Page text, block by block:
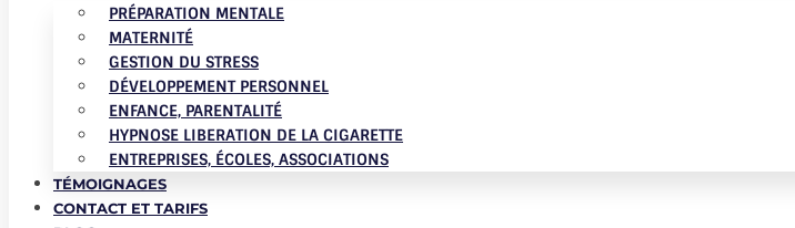
PRÉPARATION MENTALE
MATERNITÉ
GESTION DU STRESS
DÉVELOPPEMENT PERSONNEL
ENFANCE, PARENTALITÉ
HYPNOSE LIBERATION DE LA CIGARETTE
ENTREPRISES, ÉCOLES, ASSOCIATIONS
TÉMOIGNAGES
CONTACT ET TARIFS